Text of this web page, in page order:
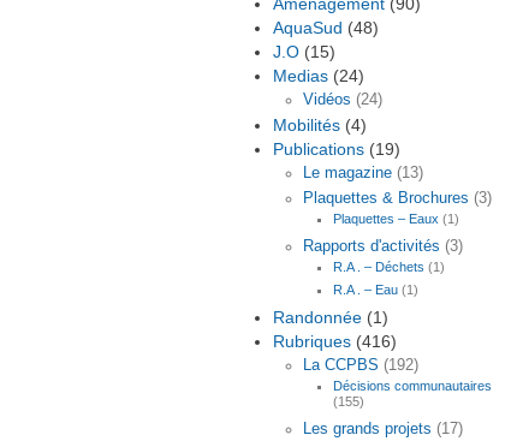
AquaSud (48)
J.O (15)
Medias (24)
Vidéos (24)
Mobilités (4)
Publications (19)
Le magazine (13)
Plaquettes & Brochures (3)
Plaquettes – Eaux (1)
Rapports d'activités (3)
R.A . – Déchets (1)
R.A . – Eau (1)
Randonnée (1)
Rubriques (416)
La CCPBS (192)
Décisions communautaires
(155)
Les grands projets (17)